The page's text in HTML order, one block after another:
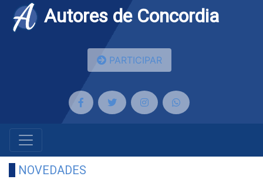
Autores de Concordia
PARTICIPAR
NOVEDADES